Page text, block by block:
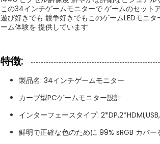
この34インチゲームモニターで ゲームのセット
遊び好きでも 競争好きでもこのゲームLEDモニ
ーム体験を 提供しています
特徴:
製品名: 34インチゲームモニター
カーブ型PCゲームモニター設計
インターフェースタイプ:
鮮明で正確な色のために 99% sRGB カバ